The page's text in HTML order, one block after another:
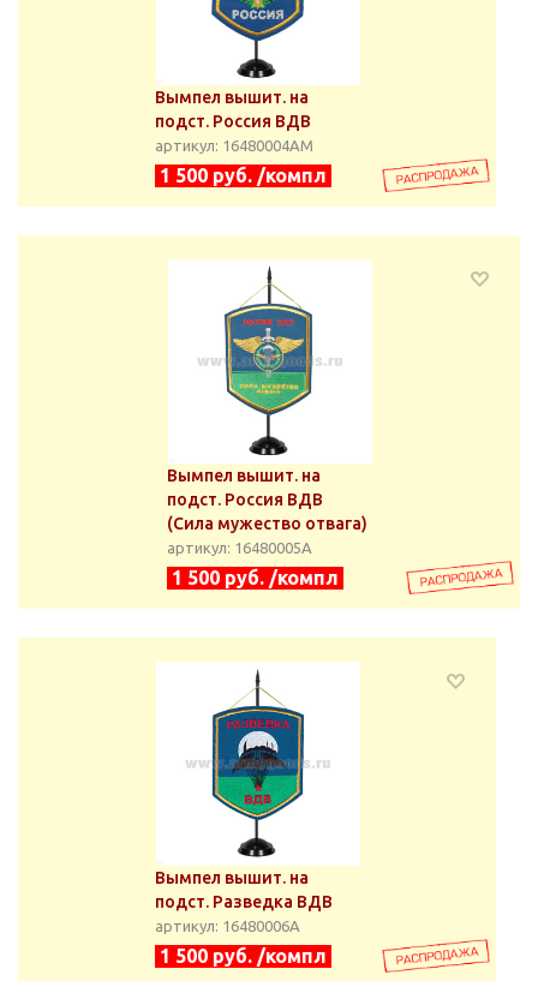
Вымпел вышит. на
подст. Россия ВДВ
артикул: 16480004АМ
1 500 руб. /компл
Вымпел вышит. на
подст. Россия ВДВ
(Сила мужество отвага)
артикул: 16480005А
1 500 руб. /компл
Вымпел вышит. на
подст. Разведка ВДВ
артикул: 16480006А
1 500 руб. /компл